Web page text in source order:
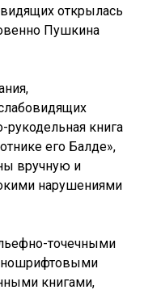
открылась
Пушкина
рукодельная книга
его Балде»,
вручную и
нарушениями
точечными
книгами,